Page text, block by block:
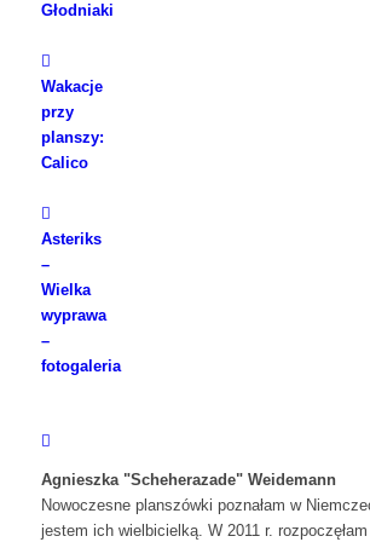
Głodniaki
Wakacje
przy
planszy:
Calico
Asteriks
–
Wielka
wyprawa
–
fotogaleria
Agnieszka "Scheherazade" Weidemann
Nowoczesne planszówki poznałam w
jestem ich wielbicielką. W 2011 r. rozpoczęłam